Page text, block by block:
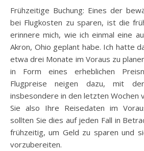
Frühzeitige Buchung: Eines der
bei Flugkosten zu sparen, ist die
erinnere mich, wie ich einmal eine
Akron, Ohio geplant habe. Ich hatte
etwa drei Monate im Voraus zu
in Form eines erheblichen
Flugpreise neigen dazu, mit
insbesondere in den letzten Wochen
Sie also Ihre Reisedaten im
sollten Sie dies auf jeden Fall in
frühzeitig, um Geld zu sparen und
vorzubereiten.